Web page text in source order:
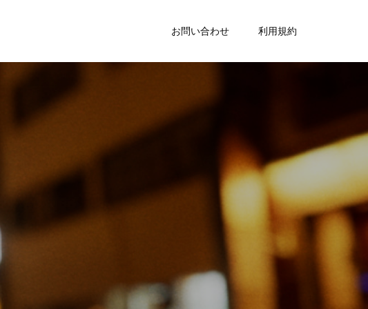
お問い合わせ 利用規約
va